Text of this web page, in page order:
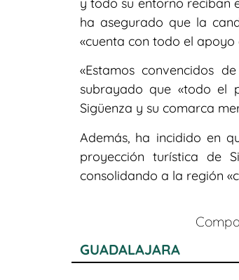
ha asegurado que la
«cuenta con todo el
«Estamos convencidos
subrayado que «todo el
Sigüenza y su comarca
Además, ha incidido en
proyección turística de
consolidando a la región
GUADALAJARA